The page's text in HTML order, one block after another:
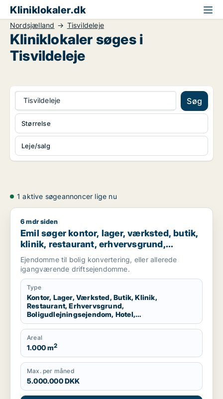
Kliniklokaler.dk
Nordsjælland Tisvildeleje
Kliniklokaler søges i
Tisvildeleje
Tisvildeleje Søg
Leje/salg
Størrelse
1 aktive søgeannoncer lige nu
Emil søger kontor, lager, værksted, butik, klinik,
6 mdr siden
Emil søger kontor, lager, værksted, butik,
klinik, restaurant, erhvervsgrund,
boligudlejningsejendom, hotel,
produktionslokaler eller garage til salg i
Nordsjælland
Ejendomme til bolig konvertering, eller allerede
igangværende driftsejendomme.
Type
Kontor, Lager, Værksted, Butik, Klinik,
Restaurant, Erhvervsgrund,
Boligudlejningsejendom, Hotel,
Produktionslokaler, Garage
Areal
1.000 m2
Max. per måned
5.000.000 DKK